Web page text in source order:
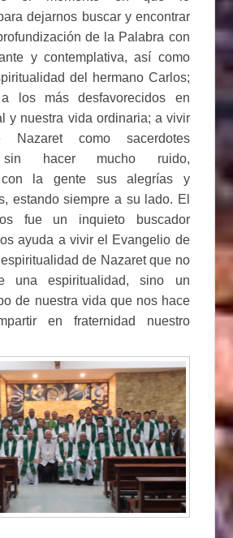
dejarnos buscar y encontrar
de la Palabra con
y contemplativa, así como
del hermano Carlos;
los más desfavorecidos en
y nuestra vida ordinaria; a vivir
como sacerdotes
sin hacer mucho ruido,
con la gente sus alegrías y
estando siempre a su lado. El
fue un inquieto buscador
ayuda a vivir el Evangelio de
de Nazaret que no
una espiritualidad, sino un
de nuestra vida que nos hace
en fraternidad nuestro